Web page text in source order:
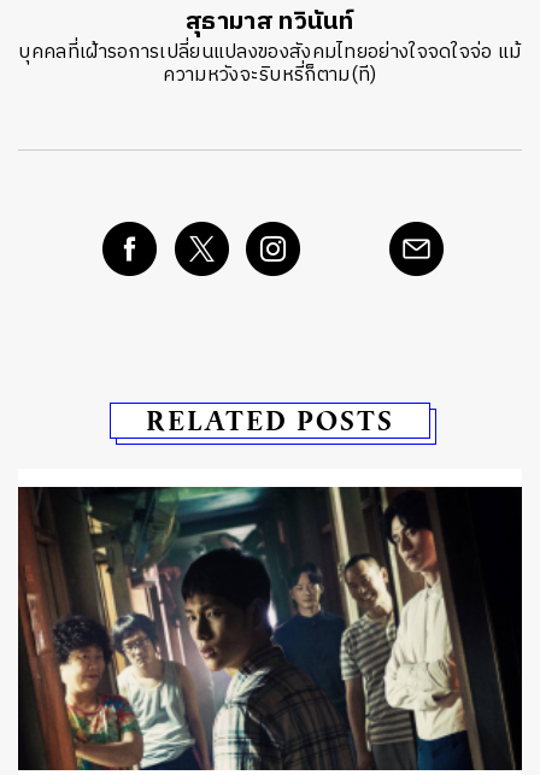
สุธามาส ทวินันท์
บุคคลที่เฝ้ารอการเปลี่ยนแปลงของสังคมไทยอย่างใจจดใจจ่อ แม้
ความหวังจะริบหรี่ก็ตาม(ที)
RELATED POSTS